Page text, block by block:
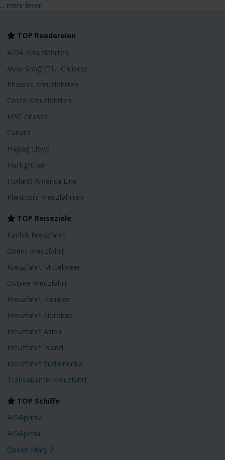
... mehr lesen
TOP Reedereien
AIDA Kreuzfahrten
Mein Schiff(TUI Cruises)
Phoenix Kreuzfahrten
Costa Kreuzfahrten
MSC Cruises
Cunard
Hapag Lloyd
Hurtigruten
Holland America Line
Plantours Kreuzfahrten
TOP Reiseziele
Karibik Kreuzfahrt
Orient Kreuzfahrt
Kreuzfahrt Mittelmeer
Ostsee Kreuzfahrt
Kreuzfahrt Kanaren
Kreuzfahrt Nordkap
Kreuzfahrt Asien
Kreuzfahrt Island
Kreuzfahrt Südamerika
Transatlantik Kreuzfahrt
TOP Schiffe
AIDAprima
AIDAperla
Queen Mary 2